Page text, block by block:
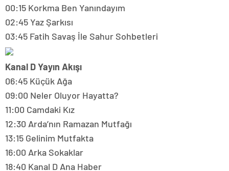
00:15 Korkma Ben Yanındayım
02:45 Yaz Şarkısı
03:45 Fatih Savaş İle Sahur Sohbetleri
Kanal D Yayın Akışı
06:45 Küçük Ağa
09:00 Neler Oluyor Hayatta?
11:00 Camdaki Kız
12:30 Arda’nın Ramazan Mutfağı
13:15 Gelinim Mutfakta
16:00 Arka Sokaklar
18:40 Kanal D Ana Haber